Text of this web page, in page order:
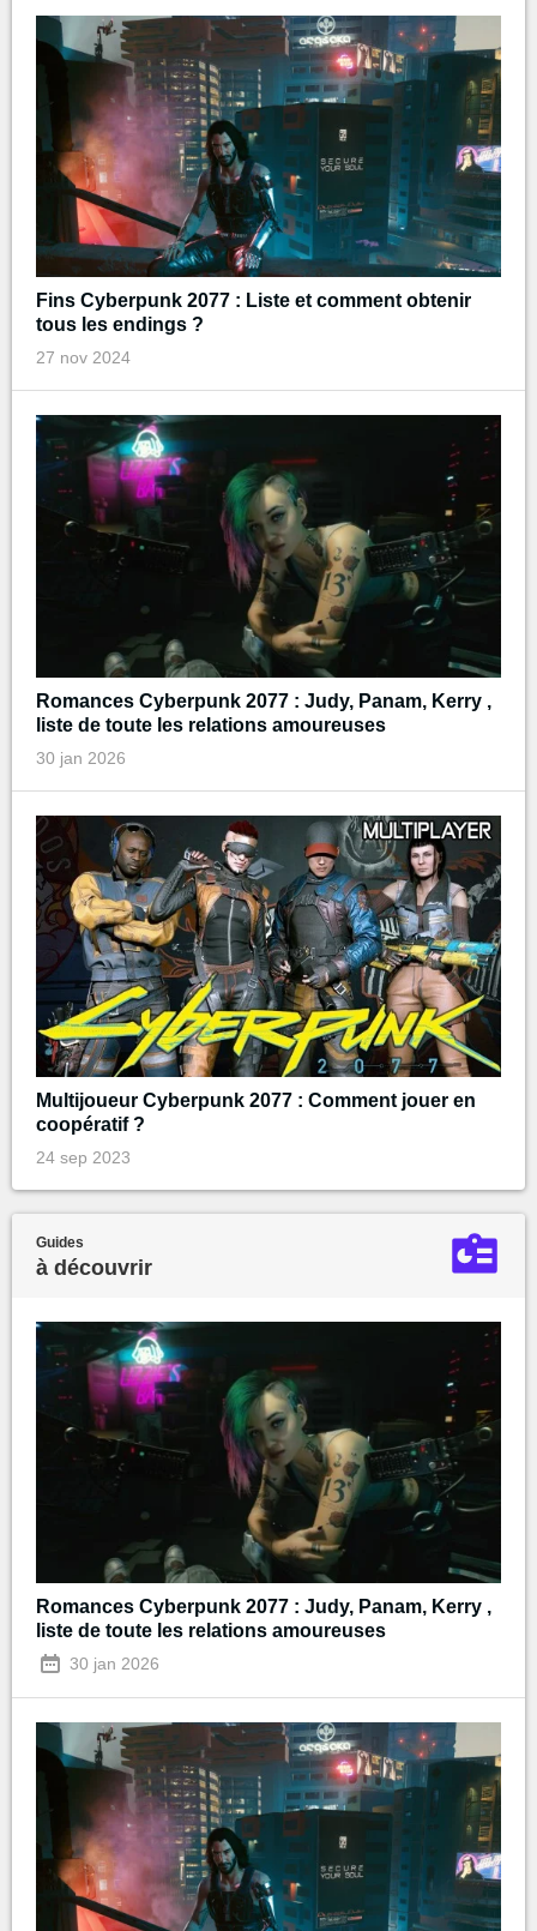
Fins Cyberpunk 2077 : Liste et comment obtenir
tous les endings ?
27 nov 2024
Romances Cyberpunk 2077 : Judy, Panam, Kerry ,
liste de toute les relations amoureuses
30 jan 2026
Multijoueur Cyberpunk 2077 : Comment jouer en
coopératif ?
24 sep 2023
Guides
à découvrir
Romances Cyberpunk 2077 : Judy, Panam, Kerry ,
liste de toute les relations amoureuses
30 jan 2026